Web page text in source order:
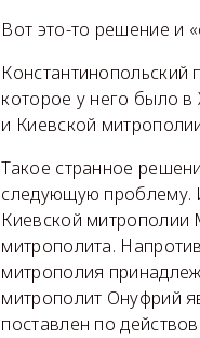
Вот это-то решение и
Константинопольский
которое у него было в
и Киевской
Такое странное
следующую проблему.
Киевской митрополии
митрополита.
митрополия
митрополит Онуфрий
поставлен по